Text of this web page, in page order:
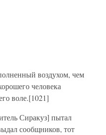
воздухом, чем
человека
воле.[1021]
Сиракуз] пытал
сообщников, тот